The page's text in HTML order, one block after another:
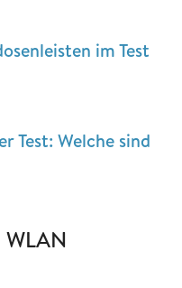
im Test
Test: Welche sind
WLAN